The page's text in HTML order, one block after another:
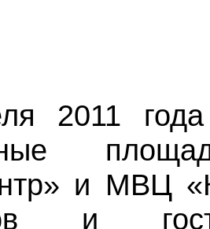
2011
и МВЦ
и